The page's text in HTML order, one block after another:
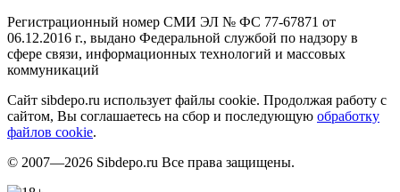
Регистрационный номер СМИ ЭЛ № ФС 77-67871 от
06.12.2016 г., выдано Федеральной службой по надзору в
сфере связи, информационных технологий и массовых
коммуникаций
Сайт sibdepo.ru использует файлы cookie. Продолжая работу с
сайтом, Вы соглашаетесь на сбор и последующую обработку
файлов cookie.
© 2007—2026 Sibdepo.ru Все права защищены.